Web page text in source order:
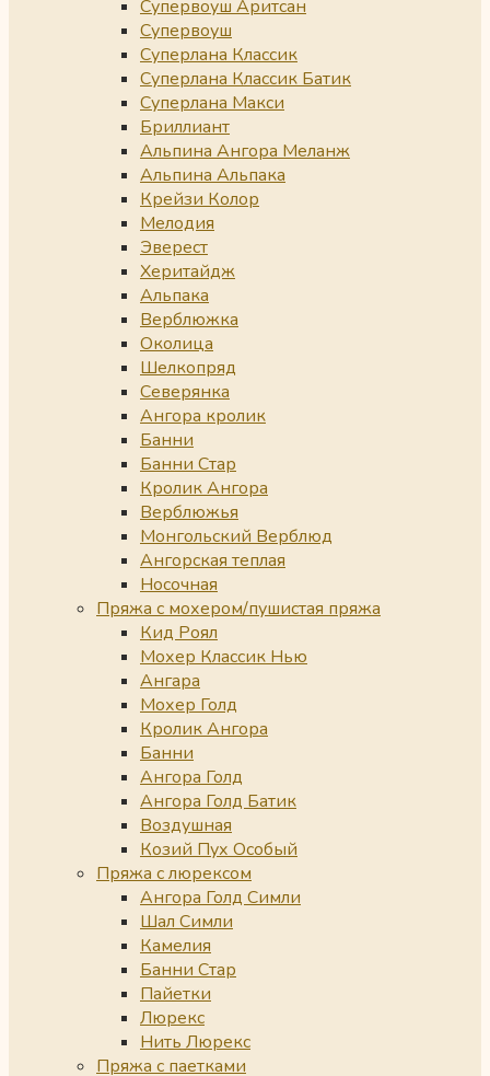
Супервоуш Аритсан
Супервоуш
Суперлана Классик
Суперлана Классик Батик
Суперлана Макси
Бриллиант
Альпина Ангора Меланж
Альпина Альпака
Крейзи Колор
Мелодия
Эверест
Херитайдж
Альпака
Верблюжка
Околица
Шелкопряд
Северянка
Ангора кролик
Банни
Банни Стар
Кролик Ангора
Верблюжья
Монгольский Верблюд
Ангорская теплая
Носочная
Пряжа с мохером/пушистая пряжа
Кид Роял
Мохер Классик Нью
Ангара
Мохер Голд
Кролик Ангора
Банни
Ангора Голд
Ангора Голд Батик
Воздушная
Козий Пух Особый
Пряжа с люрексом
Ангора Голд Симли
Шал Симли
Камелия
Банни Стар
Пайетки
Люрекс
Нить Люрекс
Пряжа с паетками